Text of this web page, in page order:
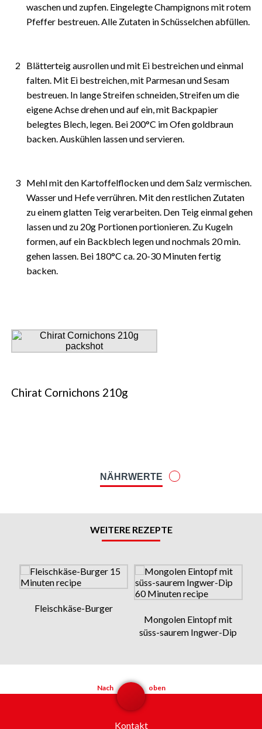
waschen und zupfen. Eingelegte Champignons mit rotem
Pfeffer bestreuen. Alle Zutaten in Schüsselchen abfüllen.
2
Blätterteig ausrollen und mit Ei bestreichen und einmal
falten. Mit Ei bestreichen, mit Parmesan und Sesam
bestreuen. In lange Streifen schneiden, Streifen um die
eigene Achse drehen und auf ein, mit Backpapier
belegtes Blech, legen. Bei 200°C im Ofen goldbraun
backen. Auskühlen lassen und servieren.
3
Mehl mit den Kartoffelflocken und dem Salz vermischen.
Wasser und Hefe verrühren. Mit den restlichen Zutaten
zu einem glatten Teig verarbeiten. Den Teig einmal gehen
lassen und zu 20g Portionen portionieren. Zu Kugeln
formen, auf ein Backblech legen und nochmals 20 min.
gehen lassen. Bei 180°C ca. 20-30 Minuten fertig
backen.
Chirat Cornichons 210g
NÄHRWERTE
WEITERE REZEPTE
Fleischkäse-Burger
Mongolen Eintopf mit
süss-saurem Ingwer-Dip
Nach oben
Kontakt